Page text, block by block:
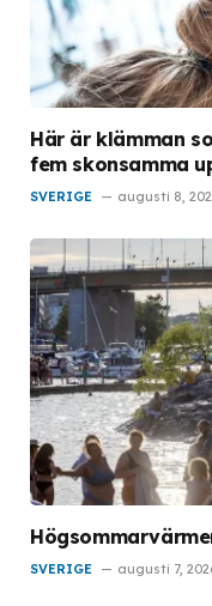
Här är klämman
fem skonsamma
SVERIGE augusti 8,
SVERIGE augusti 7,